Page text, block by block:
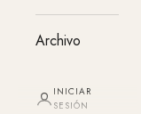
Archivo
INICIAR
SESIÓN